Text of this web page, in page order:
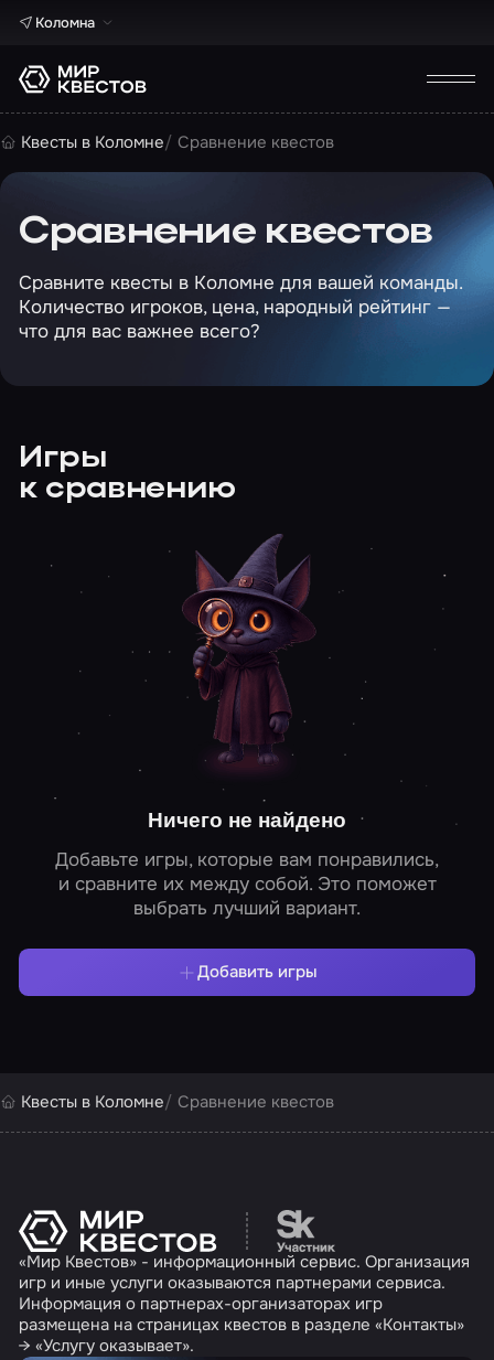
Коломна
Квесты в Коломне Сравнение квестов
Сравнение квестов
Сравните квесты в Коломне для вашей команды.
Количество игроков, цена, народный рейтинг —
что для вас важнее всего?
Игры
к сравнению
Ничего не найдено
Добавьте игры, которые вам понравились,
и сравните их между собой. Это поможет
выбрать лучший вариант.
Добавить игры
Квесты в Коломне Сравнение квестов
Перейти на сайт
«Мир Квестов» - информационный сервис. Организация
игр и иные услуги оказываются партнерами сервиса.
Информация о партнерах-организаторах игр
размещена на страницах квестов в разделе «Контакты»
→ «Услугу оказывает».